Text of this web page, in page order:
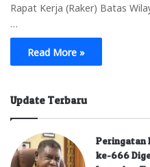
Rapat Kerja (Raker) Batas
Read More »
Update Terbaru
Peringatan
ke-666